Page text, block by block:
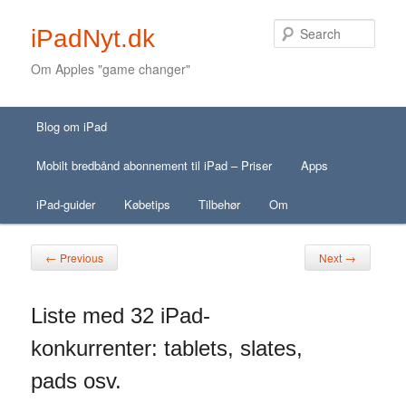
iPadNyt.dk
Om Apples "game changer"
Secondary menu
Skip to primary content
Skip to secondary content
Skip to primary content
Skip to secondary content
Blog om iPad
Mobilt bredbånd abonnement til iPad – Priser Apps
iPad-guider Købetips Tilbehør Om
Post navigation
← Previous Next →
Liste med 32 iPad-
konkurrenter: tablets, slates,
pads osv.